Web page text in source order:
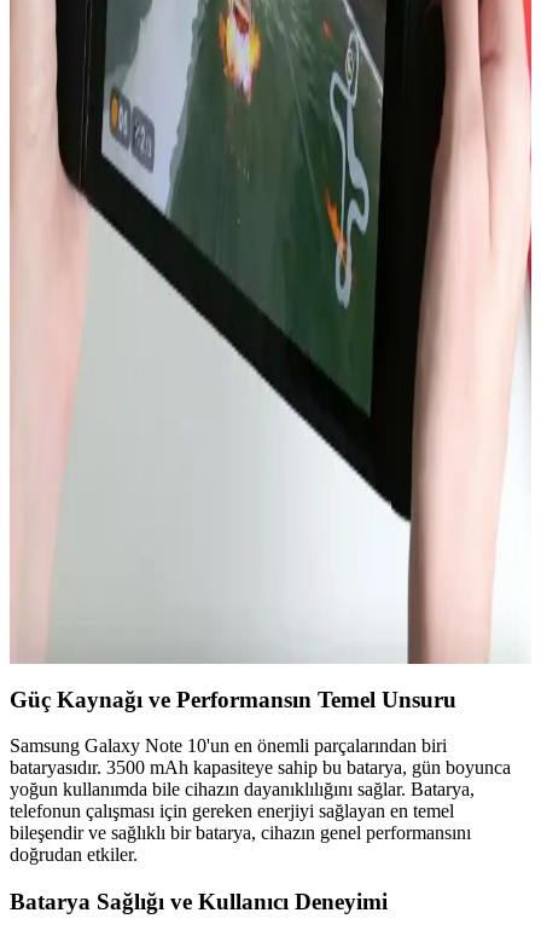
iPhone 13 modellerinde artan batarya şişmesi vakaları, cihaz
güvenliği ve performansı açısından ciddi riskler taşır. Bu sorun,
üretim hataları ve kullanım koşullarıyla ilişkilidir. Batarya şişmesi
fark edildiğinde cihaz kapatılmalı ve profesyonel destek alınmalıdır.
Akıllı Telefonlarda Güçten Çok Verimlilik ve Uygun
Fiyatlı Çiplerin Önemi
Akıllı telefonlarda işlemci gücü artışı ısı ve enerji sorunları yaratıyor.
Daha verimli, termal yönetimi optimize edilmiş ve uygun fiyatlı
çipler ile batarya teknolojileri öncelik kazanıyor.
Dell XPS 14 2026 ve MacBook Air 15 M5 Batarya
Performansının Detaylı Karşılaştırması
Dell XPS 14 2026, büyük batarya kapasitesi ve VRR ekran
teknolojisi sayesinde MacBook Air 15 M5'e kıyasla web tarama
testinde üç kat daha uzun batarya ömrü sunuyor. İşletim sistemi ve
kullanım senaryoları ise performansı etkiliyor.
Nintendo Switch 2 Avrupa Modelinde Kullanıcı
Tarafından Değiştirilebilir Batarya Özelliği
Nintendo Switch 2'nin Avrupa versiyonu, AB'nin tamir edilebilirlik
Güç Kaynağı ve Performansın Temel Unsuru
Samsung Galaxy Note 10'un en önemli parçalarından biri
bataryasıdır. 3500 mAh kapasiteye sahip bu batarya, gün boyunca
yoğun kullanımda bile cihazın dayanıklılığını sağlar. Batarya,
telefonun çalışması için gereken enerjiyi sağlayan en temel
bileşendir ve sağlıklı bir batarya, cihazın genel performansını
doğrudan etkiler.
Batarya Sağlığı ve Kullanıcı Deneyimi